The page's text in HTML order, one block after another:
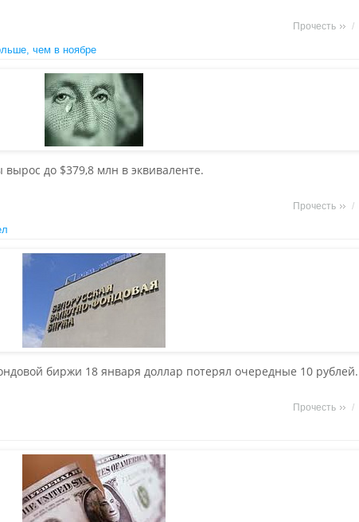
Прочесть /
чем в ноябре
до $379,8 млн в эквиваленте.
Прочесть /
биржи 18 января доллар потерял очередные 10 рублей.
Прочесть /